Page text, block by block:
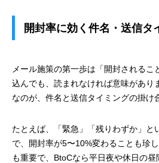
開封率に効く件名・送信タ
メール施策の第一歩は「開封されるこ
込んでも、読まれなければ意味があり
なのが、件名と送信タイミングの掛け
たとえば、「緊急」「残りわずか」と
で、開封率が5〜10%変わることも珍
も重要で、BtoCなら平日夜や休日の